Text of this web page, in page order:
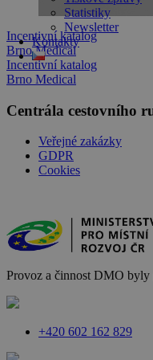
Statistiky
Newsletter
Kontakty
Incentivní katalog
Brno Medical
Incentivní katalog
Brno Medical
Centrála cestovního
Veřejné zakázky
GDPR
Cookies
Provoz a činnost DMO byly
+420 602 162 829